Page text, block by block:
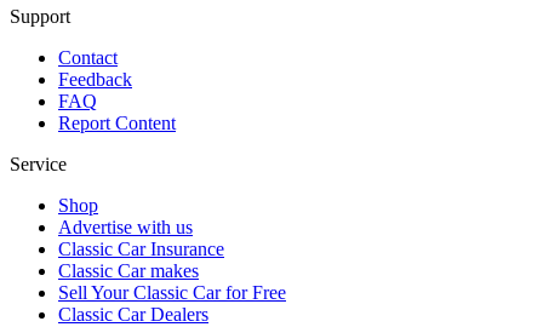
Support
Contact
Feedback
FAQ
Report Content
Service
Shop
Advertise with us
Classic Car Insurance
Classic Car makes
Sell Your Classic Car for Free
Classic Car Dealers